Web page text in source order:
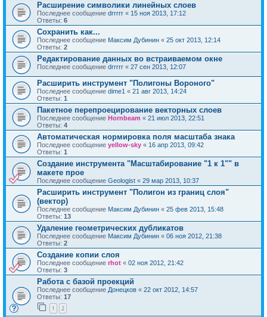
Расширение символики линейных слоев
Последнее сообщение drrrrr « 15 ноя 2013, 17:12
Ответы: 6
Сохранить как...
Последнее сообщение Максим Дубинин « 25 окт 2013, 12:14
Ответы: 2
Редактирование данных во встраиваемом окне
Последнее сообщение drrrrr « 27 сен 2013, 12:07
Расширить инструмент "Полигоны Вороного"
Последнее сообщение dime1 « 21 авг 2013, 14:24
Ответы: 1
Пакетное перепроецирование векторных слоев
Последнее сообщение Hornbeam « 21 июл 2013, 22:51
Ответы: 4
Автоматическая нормировка поля масштаба знака
Последнее сообщение yellow-sky « 16 апр 2013, 09:42
Ответы: 1
Создание инструмента "Масштабирование "1 к 1"" в
макете прое
Последнее сообщение Geologist « 29 мар 2013, 10:37
Расширить инструмент "Полигон из границ слоя"
(вектор)
Последнее сообщение Максим Дубинин « 25 фев 2013, 15:48
Ответы: 13
Удаление геометрических дубликатов
Последнее сообщение Максим Дубинин « 06 ноя 2012, 21:38
Ответы: 2
Создание копии слоя
Последнее сообщение rhot « 02 ноя 2012, 21:42
Ответы: 3
Работа с базой проекций
Последнее сообщение Донецков « 22 окт 2012, 14:57
Ответы: 17
1 2